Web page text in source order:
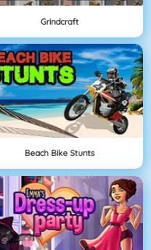
Grindcraft
Beach Bike Stunts